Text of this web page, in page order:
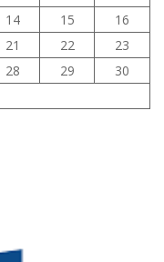
14 15
16
21 22
23
28 29
30